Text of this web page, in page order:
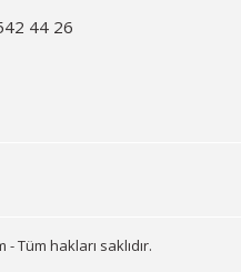
44 26
Tüm hakları saklıdır.